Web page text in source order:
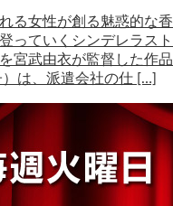
る女性が創る魅惑的な香
っていくシンデレラスト
宮武由衣が監督した作品
は、派遣会社の仕 […]